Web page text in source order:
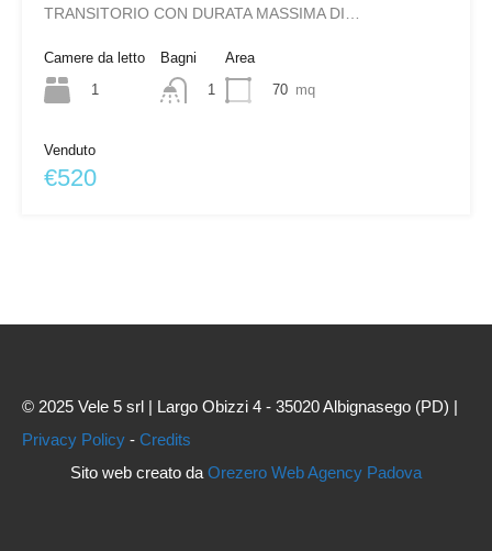
TRANSITORIO CON DURATA MASSIMA DI…
Camere da letto
1
Bagni
1
Area
70 mq
Venduto
€520
© 2025 Vele 5 srl | Largo Obizzi 4 - 35020 Albignasego (PD) |
Privacy Policy - Credits
Sito web creato da Orezero Web Agency Padova